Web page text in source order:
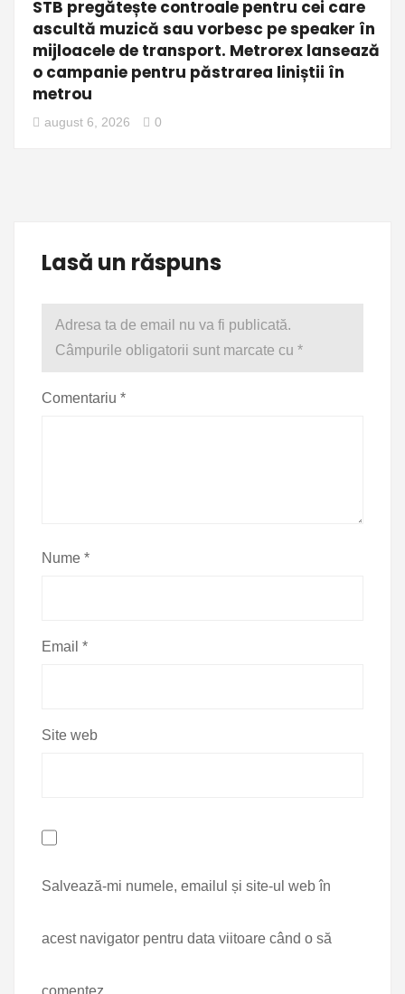
STB pregătește controale pentru cei care
ascultă muzică sau vorbesc pe speaker în
mijloacele de transport. Metrorex lansează
o campanie pentru păstrarea liniștii în
metrou
august 6, 2026 0
Lasă un răspuns
Adresa ta de email nu va fi publicată.
Câmpurile obligatorii sunt marcate cu *
Comentariu *
Nume *
Email *
Site web
Salvează-mi numele, emailul și site-ul web în
acest navigator pentru data viitoare când o să
comentez.